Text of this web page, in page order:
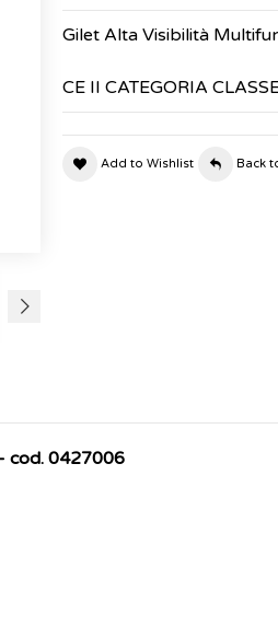
Gilet Alta Visibilità
CE II CATEGORIA
Add to Wishlist Back
cod. 0427006